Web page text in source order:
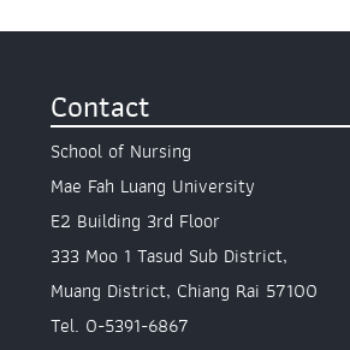
Contact
School of Nursing
Mae Fah Luang University
E2 Building 3rd Floor
333 Moo 1 Tasud Sub District,
Muang District, Chiang Rai 57100
Tel. 0-5391-6867